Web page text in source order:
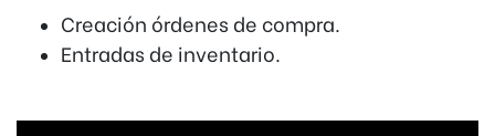
Creación órdenes de compra.
Entradas de inventario.